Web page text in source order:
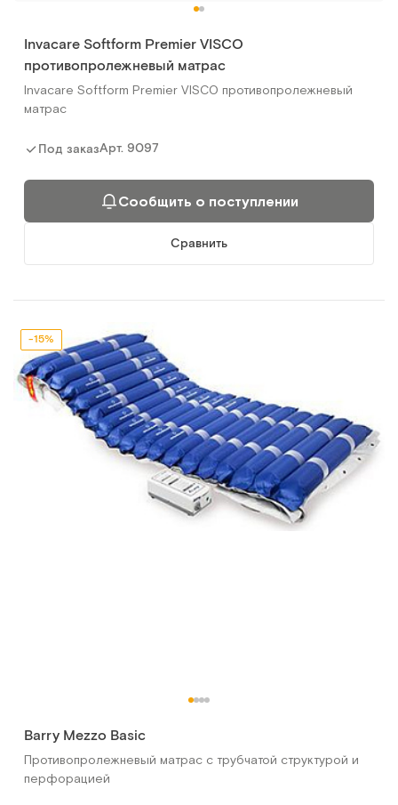
Invacare Softform Premier VISCO
противопролежневый матрас
Invacare Softform Premier VISCO противопролежневый
матрас
Под заказАрт. 9097
Сообщить о поступлении
Сравнить
-15%
Barry Mezzo Basic
Противопролежневый матрас с трубчатой структурой и
перфорацией